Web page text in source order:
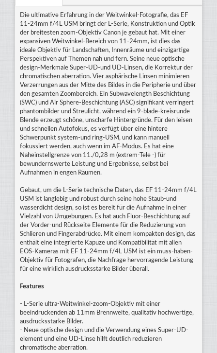
Die ultimative Erfahrung in der Weitwinkel-Fotografie, das EF
11-24mm f/4L USM bringt der L-Serie, Konstruktion und Optik
der breitesten zoom-Objektiv Canon je gebaut hat. Mit einer
expansiven Weitwinkel-Bereich von 11-24mm, ist dies das
ideale Objektiv für Landschaften, Innenräume und einzigartige
Perspektiven auf Themen nah und fern. Seine neue optische
design-Merkmale Super-UD-und UD-Linsen, die Korrektur der
chromatischen aberration. Vier asphärische Linsen minimieren
Verzerrungen aus der Mitte des Bildes in die Peripherie und über
den gesamten Zoombereich. Ein Subwavelength Beschichtung
(SWC) und Air Sphere-Beschichtung (ASC) signifikant verringert
phantombilder und Streulicht, während ein 9-blade-kreisrunde
Blende erzeugt schöne, unscharfe Hintergründe. Für den leisen
und schnellen Autofokus, es verfügt über eine hintere
Schwerpunkt system-und ring-USM, und kann manuell
fokussiert werden, auch wenn im AF-Modus. Es hat eine
Naheinstellgrenze von 11./0,28 m (extrem-Tele -) für
bewundernswerte Leistung und Ergebnisse, selbst bei
Aufnahmen in engen Räumen.
Gebaut, um die L-Serie technische Daten, das EF 11-24mm f/4L
USM ist langlebig und robust durch seine hohe Staub-und
wasserdicht design, so ist es bereit für die Aufnahme in einer
Vielzahl von Umgebungen. Es hat auch Fluor-Beschichtung auf
der Vorder-und Rückseite Elemente für die Reduzierung von
Schlieren und Fingerabdrücke. Mit einem kompakten design, das
enthält eine integrierte Kapuze und Kompatibilität mit allen
EOS-Kameras mit EF 11-24mm f/4L USM ist ein muss-haben-
Objektiv für Fotografen, die Nachfrage hervorragende Leistung
für eine wirklich ausdrucksstarke Bilder überall.
Features
- L-Serie ultra-Weitwinkel-zoom-Objektiv mit einer
beeindruckenden ab 11mm Brennweite, qualitativ hochwertige,
ausdrucksstarke Bilder.
- Neue optische design und die Verwendung eines Super-UD-
element und eine UD-Linse hilft deutlich reduzieren
chromatische aberration.